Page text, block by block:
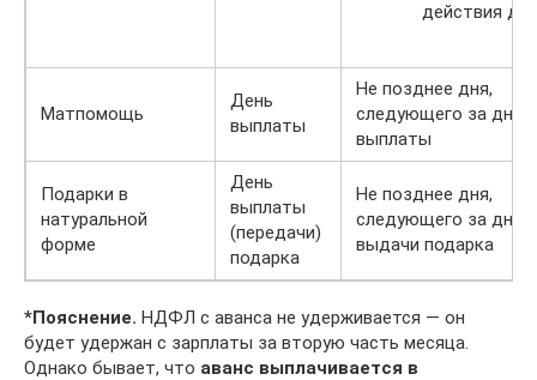
действия
Матпомощь
День
выплаты
Не позднее дня,
следующего за днем
выплаты
Подарки в
натуральной
форме
День
выплаты
(передачи)
подарка
Не позднее дня,
следующего за днём
выдачи подарка
*Пояснение. НДФЛ с аванса не удерживается — он
будет удержан с зарплаты за вторую часть месяца.
Однако бывает, что аванс выплачивается в